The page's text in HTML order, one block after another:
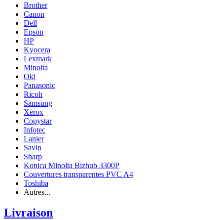
Brother
Canon
Dell
Epson
HP
Kyocera
Lexmark
Minolta
Oki
Panasonic
Ricoh
Samsung
Xerox
Copystar
Infotec
Lanier
Savin
Sharp
Konica Minolta Bizhub 3300P
Couvertures transparentes PVC A4
Toshiba
Autres...
Livraison